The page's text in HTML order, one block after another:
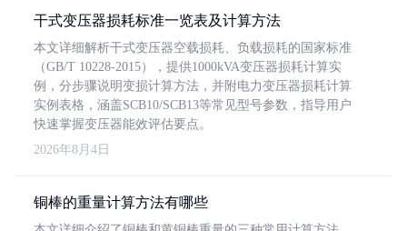
干式变压器损耗标准一览表及计算方法
本文详细解析干式变压器空载损耗、负载损耗的国家标准
（GB/T 10228-2015），提供1000kVA变压器损耗计算实
例，分步骤说明变损计算方法，并附电力变压器损耗计算
实例表格，涵盖SCB10/SCB13等常见型号参数，指导用户
快速掌握变压器能效评估要点。
2026年8月4日
铜棒的重量计算方法有哪些